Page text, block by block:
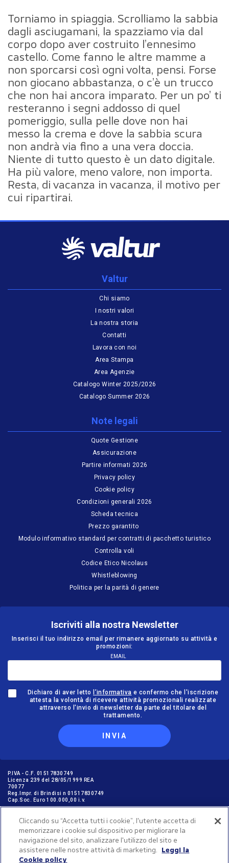
Torniamo in spiaggia. Scrolliamo la sabbia
dagli asciugamani, la spazziamo via dal
corpo dopo aver costruito l’ennesimo
castello. Come fanno le altre mamme a
non sporcarsi così ogni volta, pensi. Forse
non giocano abbastanza, o c’è un trucco
che non hai ancora imparato. Per un po’ ti
resteranno i segni addosso di quel
pomeriggio, sulla pelle dove non hai
messo la crema e dove la sabbia scura
non andrà via fino a una vera doccia.
Niente di tutto questo è un dato digitale.
Ha più valore, meno valore, non importa.
Resta, di vacanza in vacanza, il motivo per
cui ripartirai.
P.IVA - C.F. 01517830749
Licenza 239 del 28/05/1999 REA
70077
Reg.Impr. di Brindisi n 01517830749
Cap.Soc. Euro 100.000,00 i.v.
GARANZIE PER I VIAGGIATORI © NICOLAUS SpA in ottemperanza delle
disposizione dell'art. 47 Cod. Tur. aderisce al “FONDO ASTOI A TUTELA DEI
VIAGGIATORI” C.F. 97896580582, Iscr. Reg. P.G. n. 1162/2016
Valtur
Chi siamo
I nostri valori
La nostra storia
Contatti
Lavora con noi
Area Stampa
Area Agenzie
Catalogo Winter 2025/2026
Catalogo Summer 2026
Note legali
Quote Gestione
Assicurazione
Partire informati 2026
Privacy policy
Cookie policy
Condizioni generali 2026
Scheda tecnica
Prezzo garantito
Modulo informativo standard per contratti di pacchetto turistico
Controlla voli
Codice Etico Nicolaus
Whistleblowing
Politica per la parità di genere
Iscriviti alla nostra Newsletter
Inserisci il tuo indirizzo email per rimanere aggiornato su attività e
promozioni:
EMAIL
Dichiaro di aver letto l’informativa e confermo che l'iscrizione
attesta la volontà di ricevere attività promozionali realizzate
attraverso l'invio di newsletter da parte del titolare del
trattamento.
INVIA
Cliccando su “Accetta tutti i cookie”, l'utente accetta di
memorizzare i cookie sul dispositivo per migliorare la
navigazione del sito, analizzare l'utilizzo del sito e
assistere nelle nostre attività di marketing.
Leggi la
Cookie policy